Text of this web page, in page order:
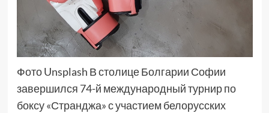
Фото Unsplash В столице Болгарии Софии
завершился 74-й международный турнир по
боксу «Странджа» с участием белорусских